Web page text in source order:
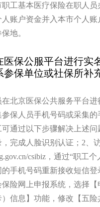
基本医疗保险在职人员
账户资金并入本市个人
地。
医保公服平台进行实
参保单位或社保所补
京医保公共服务平台进
保人员手机号码或采集
过以下步骤解决上述问
完成人脸识别认证；2、
csibiz，通过“职工
手机号码重新接收短信
保险网上申报系统，选择
）信息】功能，修改【五